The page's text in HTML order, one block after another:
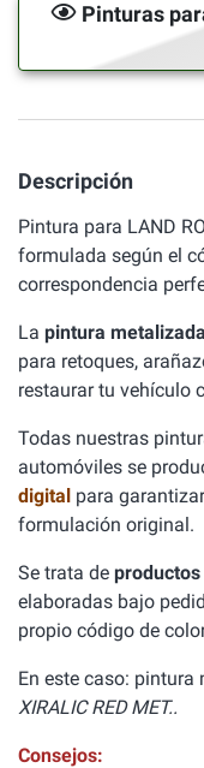
Pinturas
Descripción
Pintura para LAND
formulada según el
correspondencia
La pintura metalizada
para retoques,
restaurar tu vehículo
Todas nuestras
automóviles se
digital para
formulación original.
Se trata de
elaboradas bajo
propio código de
En este caso:
XIRALIC RED MET..
Consejos: